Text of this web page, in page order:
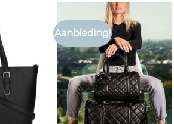
Aanbieding!